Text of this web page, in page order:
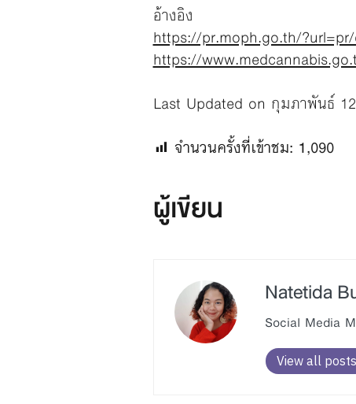
อ้างอิง
https://pr.moph.go.th/
https://
Last Updated on กุมภาพันธ์
จำนวนครั้งที่เข้าชม: 1,090
ผู้เขียน
Natetida
Social Media
View all posts